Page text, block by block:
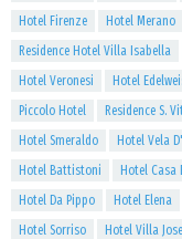
Hotel Firenze
Hotel Merano
Residence Hotel Villa Isabella
Hotel Veronesi
Hotel
Piccolo Hotel
Residence S.
Hotel Smeraldo
Hotel Vela
Hotel Battistoni
Hotel Casa
Hotel Da Pippo
Hotel Elena
Hotel Sorriso
Hotel Villa